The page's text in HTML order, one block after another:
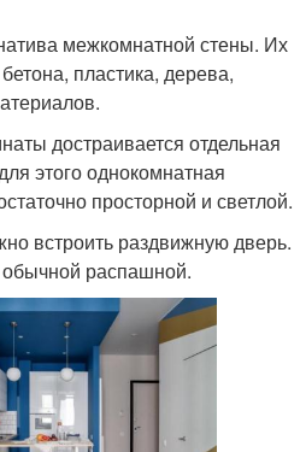
межкомнатной стены. Их
пластика, дерева,
достраивается отдельная
этого однокомнатная
просторной и светлой.
встроить раздвижную дверь.
распашной.